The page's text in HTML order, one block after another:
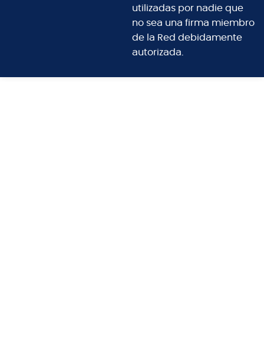
utilizadas por nadie que
no sea una firma miembro
de la Red debidamente
autorizada.